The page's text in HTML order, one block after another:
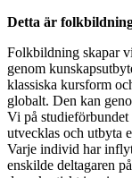
Detta är
Folkbildning skapar
genom
klassiska kursform
globalt. Den kan
Vi på
utvecklas och utbyta
Varje individ har
enskilde deltagaren